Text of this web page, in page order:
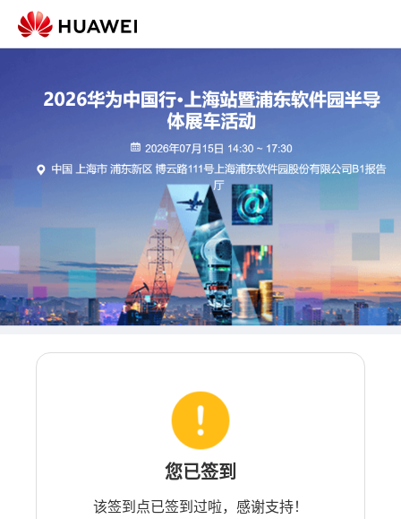
您已签到
该签到点已签到过啦，感谢支持！